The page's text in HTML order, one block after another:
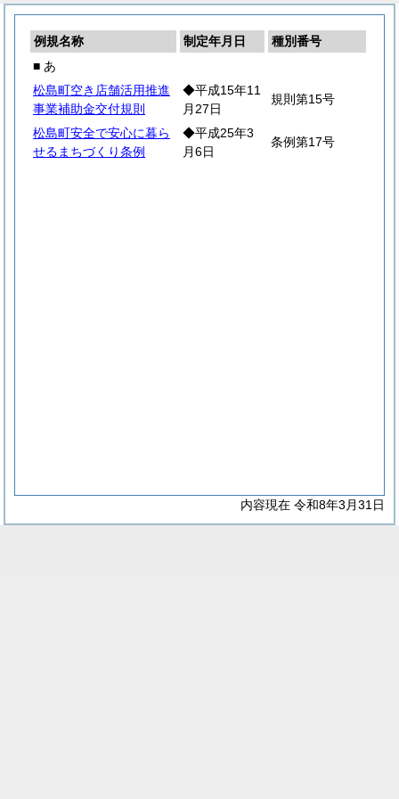
例規名称 制定年月日
種別番号
■ あ
松島町空き店舗活用推進
事業補助金交付規則
◆平成15年11
月27日
規則第15号
松島町安全で安心に暮ら
せるまちづくり条例
◆平成25年3
月6日
条例第17号
内容現在 令和8年3月31日